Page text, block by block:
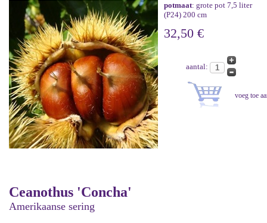
potmaat: grote pot 7,5 liter
(P24) 200 cm
32,50 €
aantal:
Ceanothus 'Concha'
Amerikaanse sering